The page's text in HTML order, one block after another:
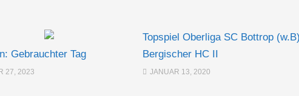
Gebrauchter Tag
27, 2023
Topspiel Oberliga SC Bottrop
Bergischer HC II
JANUAR 13, 2020